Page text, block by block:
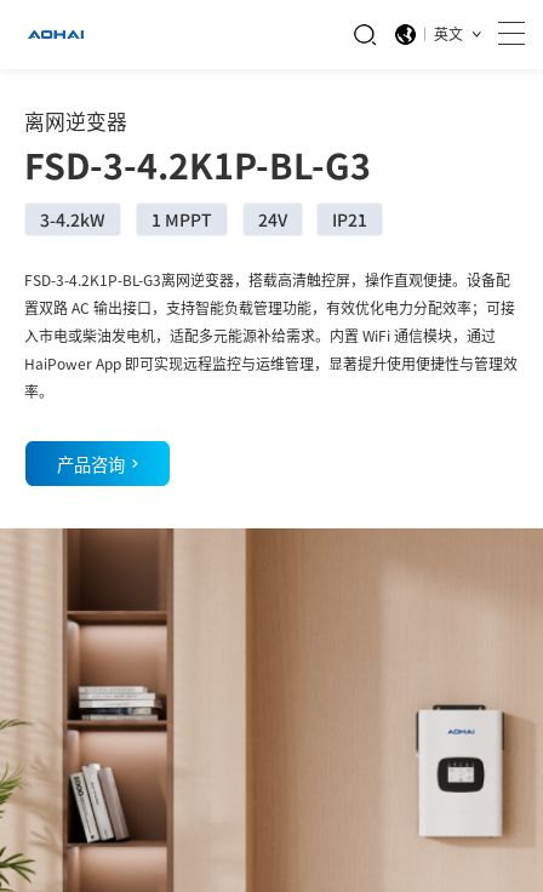
英文
离网逆变器
FSD-3-4.2K1P-BL-G3
3-4.2kW 1 MPPT 24V IP21
FSD-3-4.2K1P-BL-G3离网逆变器，搭载高清触控屏，操作直观便捷。设备配
置双路 AC 输出接口，支持智能负载管理功能，有效优化电力分配效率；可接
入市电或柴油发电机，适配多元能源补给需求。内置 WiFi 通信模块，通过
HaiPower App 即可实现远程监控与运维管理，显著提升使用便捷性与管理效
率。
产品咨询